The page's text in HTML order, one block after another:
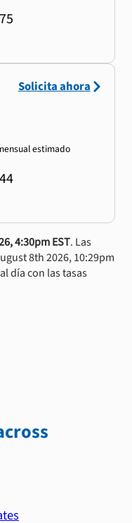
estimado
Solicita ahora
4:30pm EST. Las
8th 2026, 10:29pm
día con las tasas